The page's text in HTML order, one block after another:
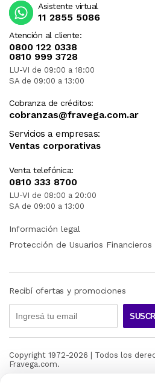
Atención al cliente:
0800 122 0338
0810 999 3728
LU-VI de 09:00 a 18:00
SA de 09:00 a 13:00
Cobranza de créditos:
cobranzas@fravega.com.ar
Servicios a empresas:
Ventas corporativas
Venta telefónica:
0810 333 8700
LU-VI de 08:00 a 20:00
SA de 09:00 a 13:00
Asistente virtual
11 2855 5086
Información legal
Protección de Usuarios Financieros
Recibí ofertas y promociones
Copyright 1972-2026 | Todos los
Fravega.com.